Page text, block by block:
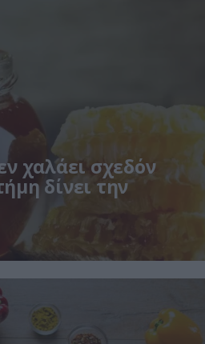
χαλάει σχεδόν
δίνει την